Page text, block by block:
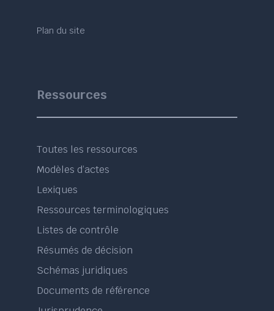
Plan du site
Ressources
Toutes les ressources
Modèles d’actes
Lexiques
Ressources terminologiques
Listes de contrôle
Résumés de décision
Schémas juridiques
Documents de référence